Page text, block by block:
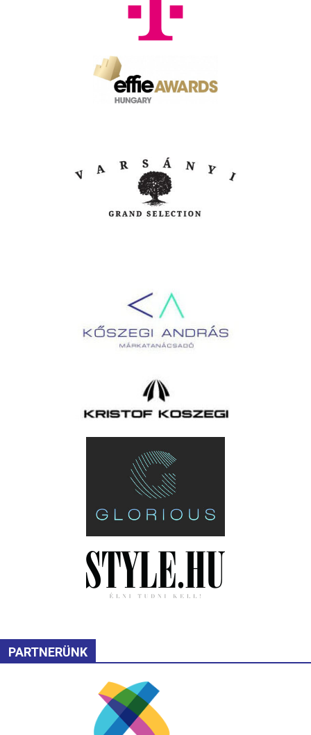
PARTNERÜNK